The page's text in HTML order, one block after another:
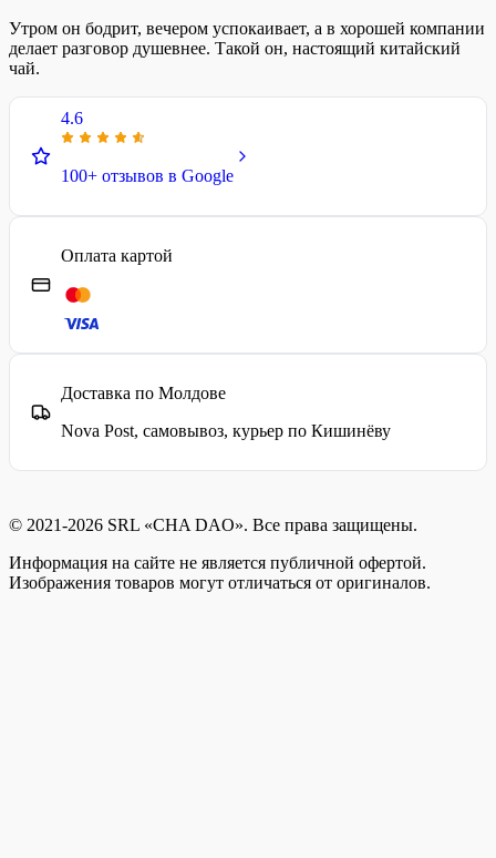
Утром он бодрит, вечером успокаивает, а в хорошей компании
делает разговор душевнее. Такой он, настоящий китайский
чай.
4.6
100+ отзывов в Google
Оплата картой
Доставка по Молдове
Nova Post, самовывоз, курьер по Кишинёву
© 2021-2026 SRL «CHA DAO». Все права защищены.
Информация на сайте не является публичной офертой.
Изображения товаров могут отличаться от оригиналов.